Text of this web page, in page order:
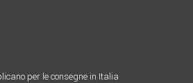
per le consegne in Italia